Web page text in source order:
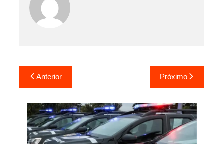
Navegação
de
Post
Anterior Próximo